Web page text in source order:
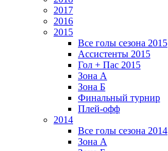
2017
2016
2015
Все голы сезона 2015
Ассистенты 2015
Гол + Пас 2015
Зона А
Зона Б
Финальный турнир
Плей-офф
2014
Все голы сезона 2014
Зона А